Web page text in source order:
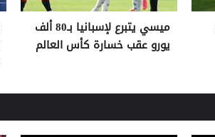
ميسي يتبرع لإسبانيا بـ80 ألف
يورو عقب خسارة كأس العالم